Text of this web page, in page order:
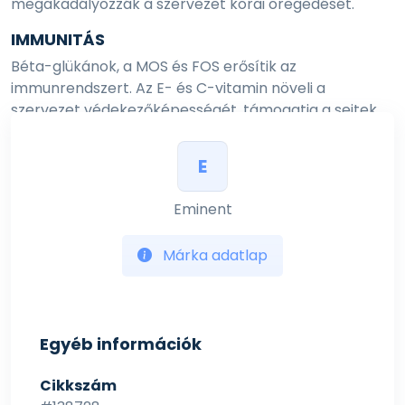
IMMUNITÁS
Béta-glükánok, a MOS és FOS erősítik az
immunrendszert. Az E- és C-vitamin növeli a
szervezet védekezőképességét, támogatja a sejtek
A kondroitin és a glükózamin támogatják a
mozgásszerveket. Omega-3 zsírsav megelőzi az
Cirok
gyulladáscsökkentő és antioxidáns hatással
E
Eminent
Márka adatlap
Egyéb információk
Cikkszám